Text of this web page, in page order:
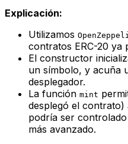
Explicación:
Utilizamos
contratos ERC-20 ya
El constructor
un símbolo, y acuña
desplegador.
La función mint
desplegó el
podría ser
más avanzado.